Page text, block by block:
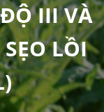
III VÀ
LỒI